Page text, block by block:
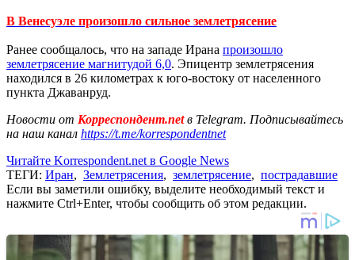
В Венесуэле произошло сильное землетрясение
Ранее сообщалось, что на западе Ирана произошло
землетрясение магнитудой 6,0. Эпицентр землетрясения
находился в 26 километрах к юго-востоку от населенного
пункта Джаванруд.
Новости от Корреспондент.netв Telegram. Подписывайтесь
на наш канал https://t.me/korrespondentnet
Читайте Korrespondent.net в Google News
ТЕГИ: Иран, Землетрясения, землетрясение, пострадавшие
Если вы заметили ошибку, выделите необходимый текст и
нажмите Ctrl+Enter, чтобы сообщить об этом редакции.